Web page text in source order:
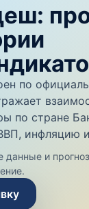
по
по стране
инфляцию
и